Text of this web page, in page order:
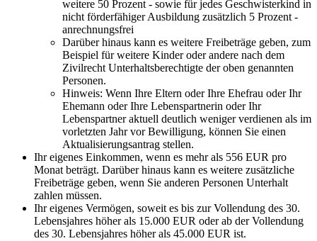
weitere 50 Prozent - sowie für jedes Geschwisterkind in
nicht förderfähiger Ausbildung zusätzlich 5 Prozent -
anrechnungsfrei
Darüber hinaus kann es weitere Freibeträge geben, zum
Beispiel für weitere Kinder oder andere nach dem
Zivilrecht Unterhaltsberechtigte der oben genannten
Personen.
Hinweis: Wenn Ihre Eltern oder Ihre Ehefrau oder Ihr
Ehemann oder Ihre Lebenspartnerin oder Ihr
Lebenspartner aktuell deutlich weniger verdienen als im
vorletzten Jahr vor Bewilligung, können Sie einen
Aktualisierungsantrag stellen.
Ihr eigenes Einkommen, wenn es mehr als 556 EUR pro
Monat beträgt. Darüber hinaus kann es weitere zusätzliche
Freibeträge geben, wenn Sie anderen Personen Unterhalt
zahlen müssen.
Ihr eigenes Vermögen, soweit es bis zur Vollendung des 30.
Lebensjahres höher als 15.000 EUR oder ab der Vollendung
des 30. Lebensjahres höher als 45.000 EUR ist.